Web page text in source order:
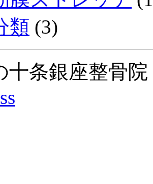
類 (3)
十条銀座整骨院